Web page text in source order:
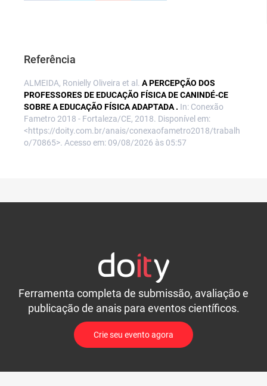
Referência
ALMEIDA, Ronielly Oliveira et al. A PERCEPÇÃO DOS
PROFESSORES DE EDUCAÇÃO FÍSICA DE CANINDÉ-CE
SOBRE A EDUCAÇÃO FÍSICA ADAPTADA . In: Conexão
Fametro 2018 - Fortaleza/CE, 2018. Disponível em:
<https://doity.com.br/anais/conexaofametro2018/trabalh
o/70865>. Acesso em: 09/08/2026 às 05:57
Ferramenta completa de submissão, avaliação e
publicação de anais para eventos científicos.
Crie seu evento agora